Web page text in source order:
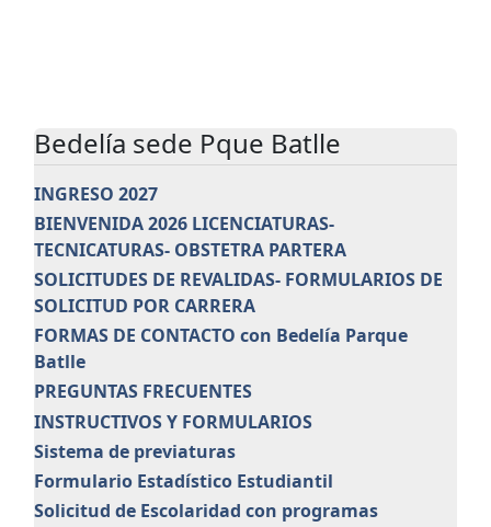
Bedelía sede Pque Batlle
INGRESO 2027
BIENVENIDA 2026 LICENCIATURAS-
TECNICATURAS- OBSTETRA PARTERA
SOLICITUDES DE REVALIDAS- FORMULARIOS DE
SOLICITUD POR CARRERA
FORMAS DE CONTACTO con Bedelía Parque
Batlle
PREGUNTAS FRECUENTES
INSTRUCTIVOS Y FORMULARIOS
Sistema de previaturas
Formulario Estadístico Estudiantil
Solicitud de Escolaridad con programas